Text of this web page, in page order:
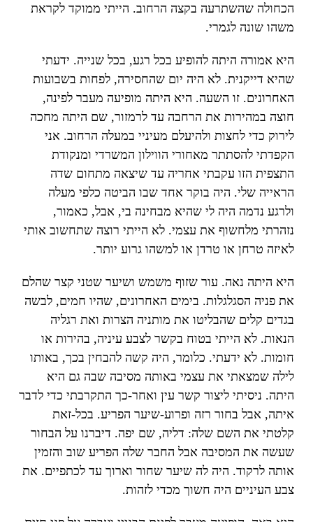
הכחולה שהשתרעה בקצה הרחוב. הייתי ממוקד לקראת
משהו שונה לגמרי.
היא אמורה היתה להופיע בכל רגע, בכל שנייה. ידעתי
שהיא דייקנית. לא היה יום שהחסירה, לפחות בשבועות
האחרונים. זו השעה. היא היתה מופיעה מעבר לפינה,
חוצה במהירות את הרחבה עד לרמזור, שם היתה מחכה
לירוק כדי לחצות ולהיעלם מעיניי במעלה הרחוב. אני
הקפדתי להסתתר מאחורי הווילון המשרדי ומנקודת
התצפית הזו עקבתי אחריה עד שיצאה מתחום שדה
הראייה שלי. היה בוקר אחד שבו הביטה כלפי מעלה
ולרגע נדמה היה לי שהיא מבחינה בי, אבל, כאמור,
נזהרתי מלחשוף את עצמי. לא הייתי רוצה שתחשוב אותי
לאיזה טרחן או טרדן או למשהו גרוע יותר.
היא היתה נאה. עור שזוף משמש ושיער שטני קצר שהלם
את פניה הסגלגלות. בימים האחרונים, שהיו חמים, לבשה
בגדים קלים שהבליטו את מותניה הצרות ואת רגליה
הנאות. לא הייתי בטוח בקשר לצבע עיניה, בהירות או
חומות. לא ידעתי. כלומר, היה קשה להבחין בכך, באותו
לילה שמצאתי את עצמי באותה מסיבה שבה גם היא
היתה. ניסיתי ליצור קשר עין ואחר-כך התקרבתי כדי לדבר
איתה, אבל בחור רזה ופרוע-שיער הפריע. בכל-זאת
קלטתי את השם שלה: דליה, שם יפה. דיברנו על הבחור
שעשה את המסיבה אבל החבר שלה הפריע שוב והזמין
אותה לרקוד. היה לה שיער שחור וארוך עד לכתפיים. את
צבע העיניים היה חשוך מכדי לזהות.